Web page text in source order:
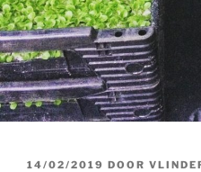
GEPLAATST
14/02/2019 DOOR